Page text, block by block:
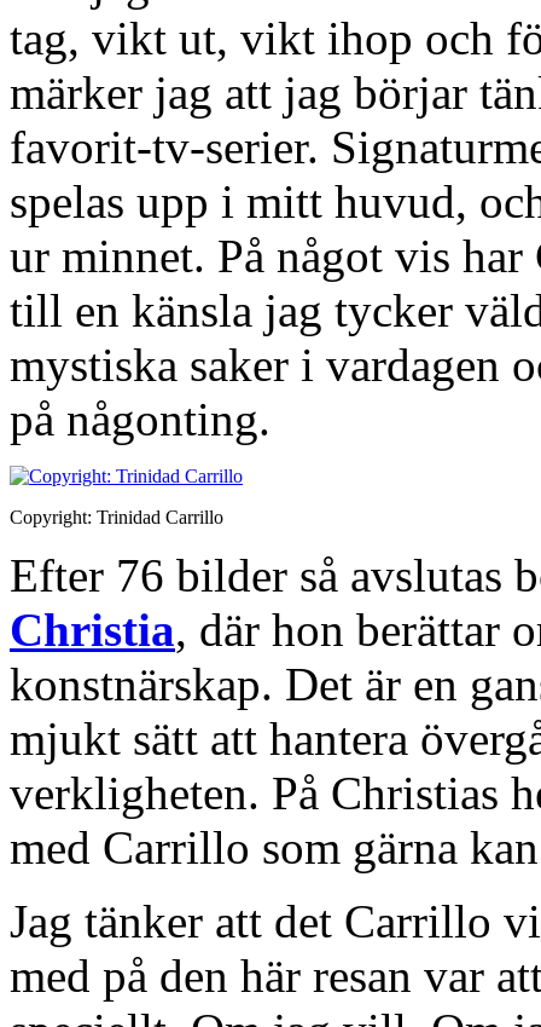
tag, vikt ut, vikt ihop och
märker jag att jag börjar
favorit-tv-serier.
spelas upp i mitt huvud,
ur minnet. På något vis
till en känsla jag tycker
mystiska saker i vardagen
på någonting.
Copyright: Trinidad Carrillo
Efter 76 bilder så avslutas
Christia, där hon berättar
konstnärskap. Det är en
mjukt sätt att hantera
verkligheten. På Christias
med Carrillo som gärna
Jag tänker att det Carrillo
med på den här resan var